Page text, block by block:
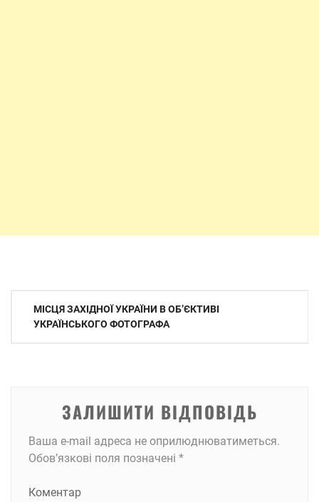
Навігація
записів
МІСЦЯ ЗАХІДНОЇ УКРАЇНИ В ОБ’ЄКТИВІ
УКРАЇНСЬКОГО ФОТОГРАФА
ЗАЛИШИТИ ВІДПОВІДЬ
Ваша e-mail адреса не оприлюднюватиметься.
Обов’язкові поля позначені *
Коментар